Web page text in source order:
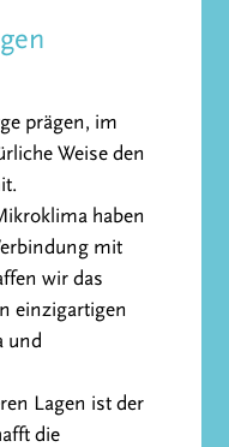
prägen, im
Weise den
haben
mit
wir das
einzigartigen
und
Lagen ist der
die